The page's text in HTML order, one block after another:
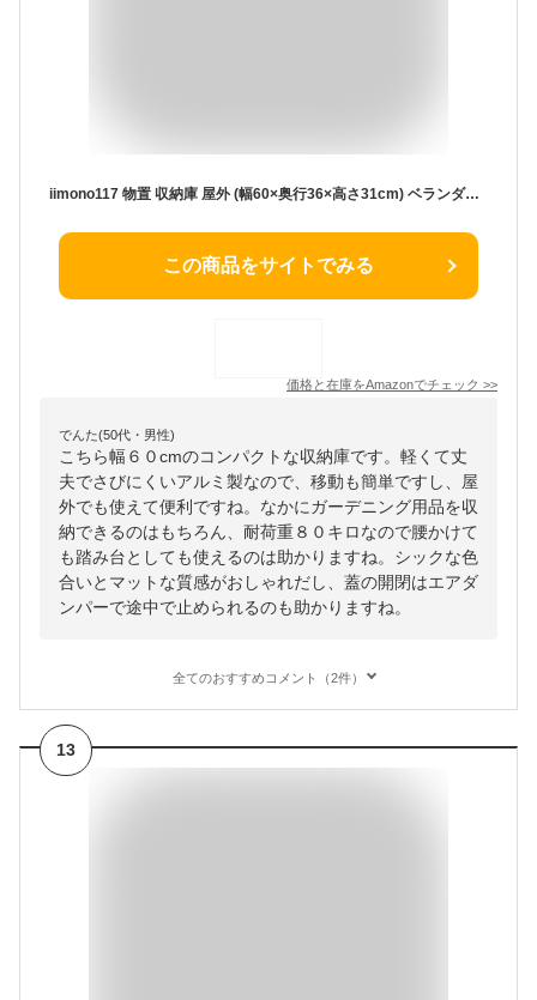
iimono117 物置 収納庫 屋外 (幅60×奥行36×高さ31cm) ベランダ収納 ベランダストッカー 倉庫 ボックス付きベンチ アルミ 踏み台 ステップ 庭 玄関 台 組み合わせ自由 大型収納ボックス 庭 ベランダ 収納 おしゃれ
この商品をサイトでみる
価格と在庫をAmazonでチェック >>
でんた(50代・男性)
こちら幅６０cmのコンパクトな収納庫です。軽くて丈
夫でさびにくいアルミ製なので、移動も簡単ですし、屋
外でも使えて便利ですね。なかにガーデニング用品を収
納できるのはもちろん、耐荷重８０キロなので腰かけて
も踏み台としても使えるのは助かりますね。シックな色
合いとマットな質感がおしゃれだし、蓋の開閉はエアダ
ンパーで途中で止められるのも助かりますね。
全てのおすすめコメント（2件）
13